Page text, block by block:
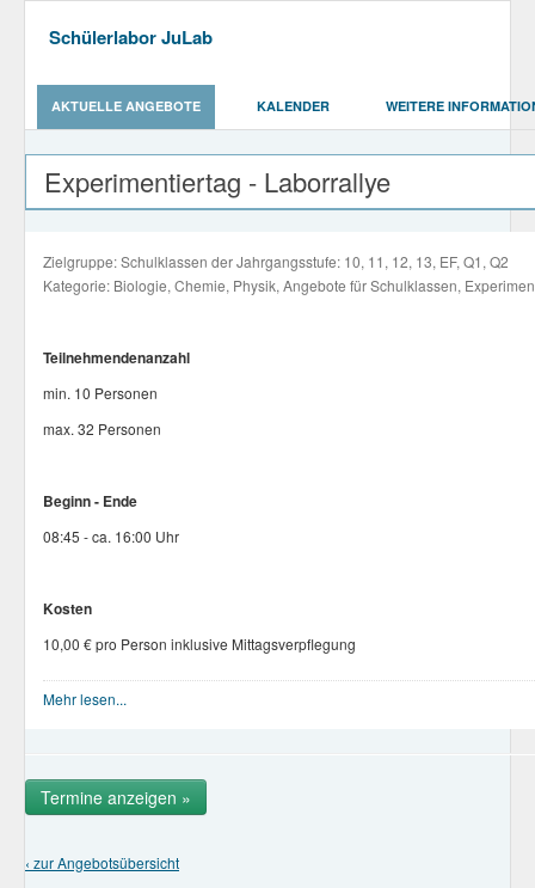
Schülerlabor JuLab
AKTUELLE ANGEBOTE KALENDER WEITERE
Experimentiertag - Laborrallye
Zielgruppe: Schulklassen der Jahrgangsstufe: 10, 11, 12, 13, EF, Q1, Q2
Kategorie: Biologie, Chemie, Physik, Angebote für Schulklassen,
Teilnehmendenanzahl
min. 10 Personen
max. 32 Personen
Beginn - Ende
08:45 - ca. 16:00 Uhr
Kosten
10,00 € pro Person inklusive Mittagsverpflegung
Eigene An- und Abreise
Die ausführliche Angebotsbeschreibung finden Sie
Mehr lesen...
Termine anzeigen »
‹ zur Angebotsübersicht